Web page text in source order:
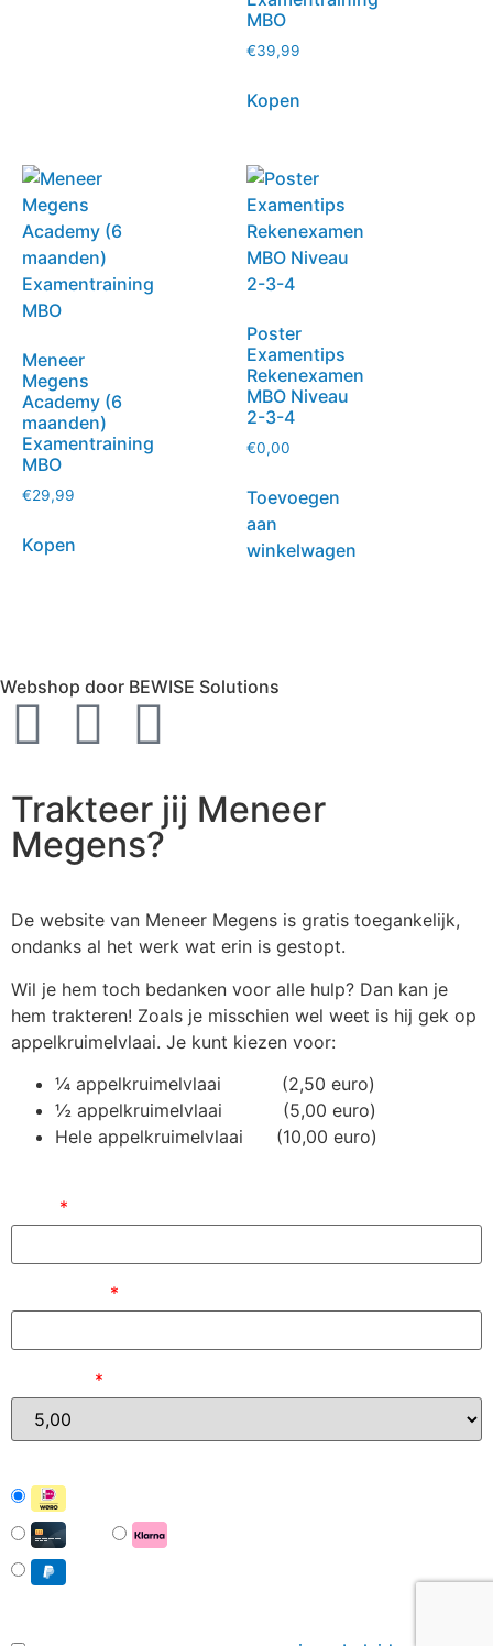
MBO
€39,99
Kopen
Meneer
Megens
Academy (6
maanden)
Examentraining
MBO
€29,99
Kopen
Poster
Examentips
Rekenexamen
MBO Niveau
2-3-4
€0,00
Toevoegen
aan
winkelwagen
Webshop door BEWISE Solutions
Trakteer jij Meneer
Megens?
De website van Meneer Megens is gratis toegankelijk,
ondanks al het werk wat erin is gestopt.
Wil je hem toch bedanken voor alle hulp? Dan kan je
hem trakteren! Zoals je misschien wel weet is hij gek op
appelkruimelvlaai. Je kunt kiezen voor:
¼ appelkruimelvlaai (2,50 euro)
½ appelkruimelvlaai (5,00 euro)
Hele appelkruimelvlaai (10,00 euro)
*
*
*